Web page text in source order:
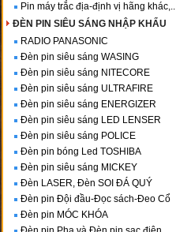
Pin máy trắc địa-định vị hãng khác,..
ĐÈN PIN SIÊU SÁNG NHẬP KHẨU
RADIO PANASONIC
Đèn pin siêu sáng WASING
Đèn pin siêu sáng NITECORE
Đèn pin siêu sáng ULTRAFIRE
Đèn pin siêu sáng ENERGIZER
Đèn pin siêu sáng LED LENSER
Đèn pin siêu sáng POLICE
Đèn pin bóng Led TOSHIBA
Đèn pin siêu sáng MICKEY
Đèn LASER, Đèn SOI ĐÁ QUÝ
Đèn pin Đội đầu-Đọc sách-Đeo Cổ
Đèn pin MÓC KHÓA